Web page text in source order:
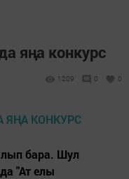
яңа конкурс
1209 0 0
бара. Шул
"Ат елы